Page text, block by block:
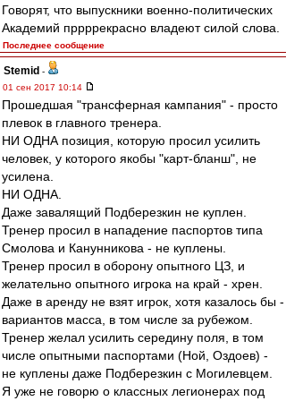
Говорят, что выпускники военно-политических
Академий пррррекрасно владеют силой слова.
Последнее сообщение
Stemid -
01 сен 2017 10:14
Прошедшая "трансферная кампания" - просто
плевок в главного тренера.
НИ ОДНА позиция, которую просил усилить
человек, у которого якобы "карт-бланш", не
усилена.
НИ ОДНА.
Даже завалящий Подберезкин не куплен.
Тренер просил в нападение паспортов типа
Смолова и Канунникова - не куплены.
Тренер просил в оборону опытного ЦЗ, и
желательно опытного игрока на край - хрен.
Даже в аренду не взят игрок, хотя казалось бы -
вариантов масса, в том числе за рубежом.
Тренер желал усилить середину поля, в том
числе опытными паспортами (Ной, Оздоев) -
не куплены даже Подберезкин с Могилевцем.
Я уже не говорю о классных легионерах под